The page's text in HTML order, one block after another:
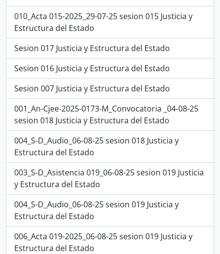
010_Acta 015-2025_29-07-25 sesion 015 Justicia y
Estructura del Estado
Sesion 017 Justicia y Estructura del Estado
Sesion 016 Justicia y Estructura del Estado
Sesion 007 Justicia y Estructura del Estado
001_An-Cjee-2025-0173-M_Convocatoria _04-08-25
sesion 018 Justicia y Estructura del Estado
004_S-D_Audio_06-08-25 sesion 018 Justicia y
Estructura del Estado
003_S-D_Asistencia 019_06-08-25 sesion 019 Justicia
y Estructura del Estado
004_S-D_Audio_06-08-25 sesion 019 Justicia y
Estructura del Estado
006_Acta 019-2025_06-08-25 sesion 019 Justicia y
Estructura del Estado